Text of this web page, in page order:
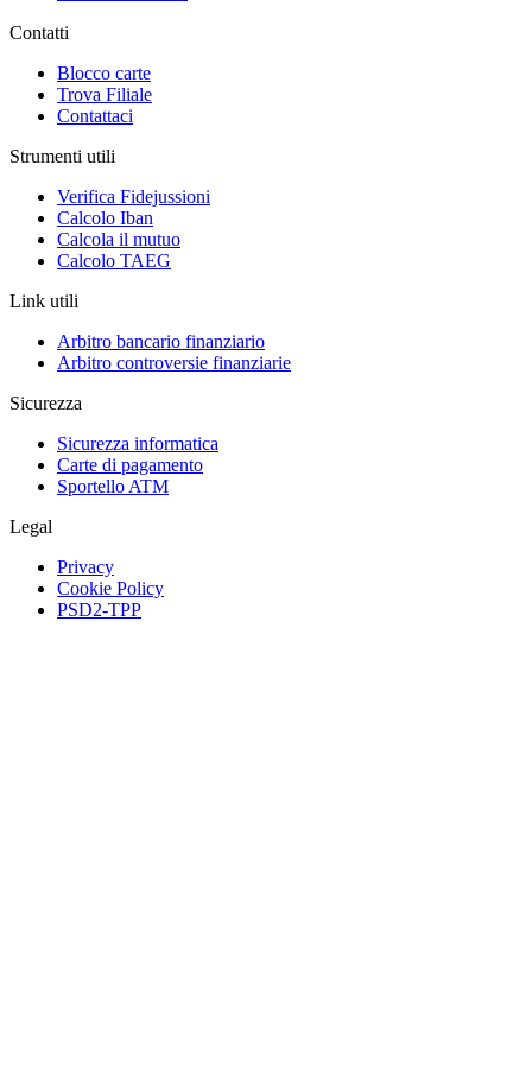
Contatti
Blocco carte
Trova Filiale
Contattaci
Strumenti utili
Verifica Fidejussioni
Calcolo Iban
Calcola il mutuo
Calcolo TAEG
Link utili
Arbitro bancario finanziario
Arbitro controversie finanziarie
Sicurezza
Sicurezza informatica
Carte di pagamento
Sportello ATM
Legal
Privacy
Cookie Policy
PSD2-TPP